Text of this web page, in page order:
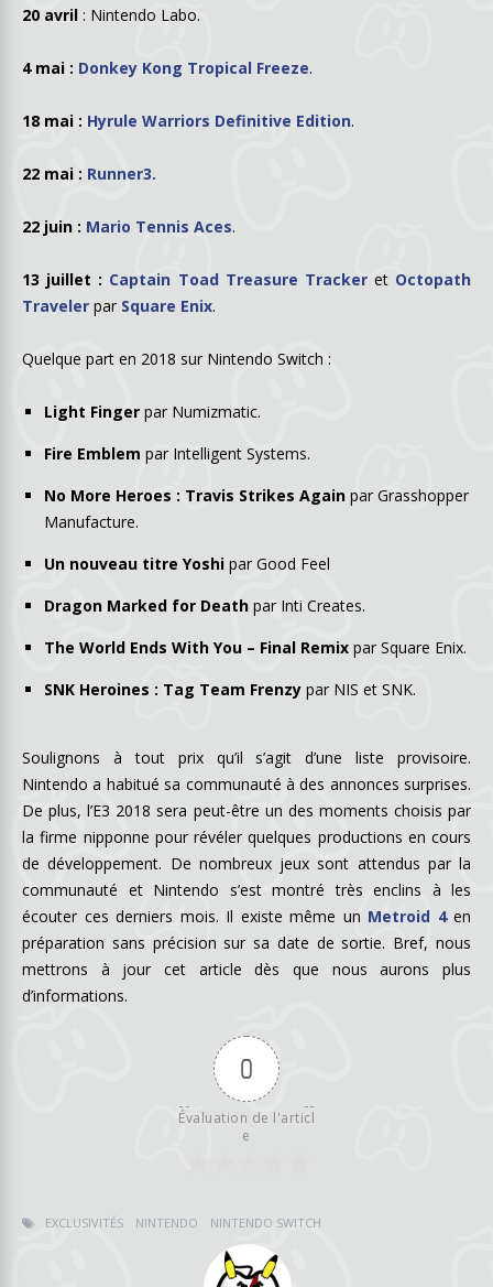
20 avril : Nintendo Labo.
4 mai : Donkey Kong Tropical Freeze.
18 mai : Hyrule Warriors Definitive Edition.
22 mai : Runner3.
22 juin : Mario Tennis Aces.
13 juillet : Captain Toad Treasure TrackeretOctopath
Traveler par Square Enix.
Quelque part en 2018 sur Nintendo Switch :
Light Finger par Numizmatic.
Fire Emblem par Intelligent Systems.
No More Heroes : Travis Strikes Again par Grasshopper
Manufacture.
Un nouveau titre Yoshi par Good Feel
Dragon Marked for Death par Inti Creates.
The World Ends With You – Final Remix par Square Enix.
SNK Heroines : Tag Team Frenzy par NIS et SNK.
Soulignons à tout prix qu’il s’agit d’une liste provisoire.
Nintendo a habitué sa communauté à des annonces surprises.
De plus, l’E3 2018 sera peut-être un des moments choisis par
la firme nipponne pour révéler quelques productions en cours
de développement. De nombreux jeux sont attendus par la
communauté et Nintendo s’est montré très enclins à les
écouter ces derniers mois. Il existe même un Metroid 4en
préparation sans précision sur sa date de sortie. Bref, nous
mettrons à jour cet article dès que nous aurons plus
d’informations.
0
Évaluation de l'articl
e
EXCLUSIVITÉS NINTENDO NINTENDO SWITCH